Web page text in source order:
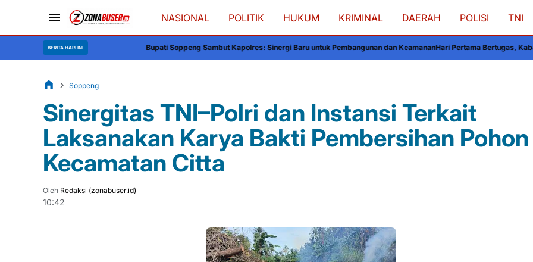
NASIONAL POLITIK HUKUM KRIMINAL DAERAH POLISI TNI
BERITA HARI INIBupati Soppeng Sambut Kapolres: Sinergi Baru untuk Pembangunan dan KeamananHari Pertama Bertugas, Kabagbinkar Biro SDM
Soppeng
Sinergitas TNI–Polri dan Instansi Terkait
Laksanakan Karya Bakti Pembersihan
Kecamatan Citta
Oleh Redaksi (zonabuser.id)
10:42